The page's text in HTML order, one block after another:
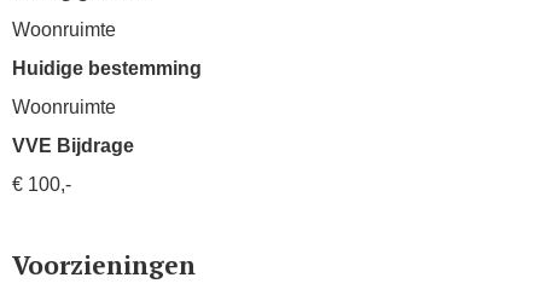
Woonruimte
Huidige bestemming
Woonruimte
VVE Bijdrage
€ 100,-
Voorzieningen